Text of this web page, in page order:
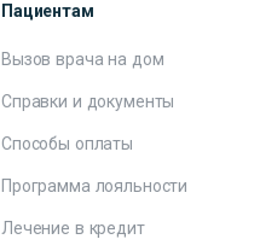
Пациентам
Вызов врача на дом
Справки и документы
Способы оплаты
Программа лояльности
Лечение в кредит